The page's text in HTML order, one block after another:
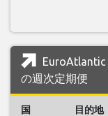
EuroAtlantic
の週次定期便
国 目的地